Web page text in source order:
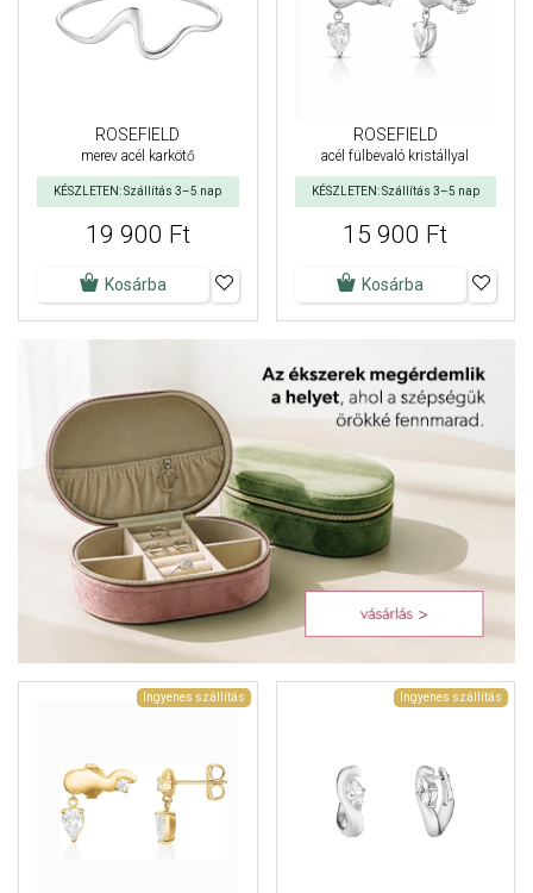
ROSEFIELD
merev acél karkötő
KÉSZLETEN: Szállítás 3–5 nap
19 900 Ft
Kosárba
ROSEFIELD
acél fülbevaló kristállyal
KÉSZLETEN: Szállítás 3–5 nap
15 900 Ft
Kosárba
Ingyenes szállítás Ingyenes szállítás